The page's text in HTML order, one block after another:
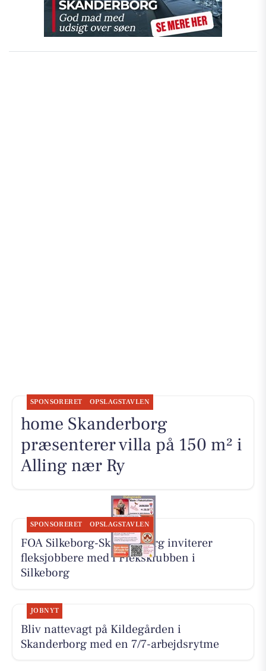
SPONSORERET OPSLAGSTAVLEN
home Skanderborg
præsenterer villa på 150 m² i
Alling nær Ry
SPONSORERET OPSLAGSTAVLEN
FOA Silkeborg-Skanderborg inviterer
fleksjobbere med i Fleksklubben i
Silkeborg
JOBNYT
Bliv nattevagt på Kildegården i
Skanderborg med en 7/7-arbejdsrytme